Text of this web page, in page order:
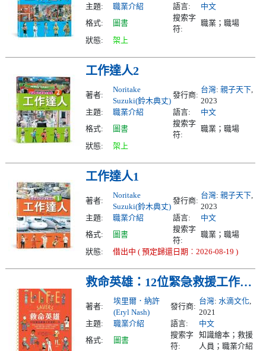
主題:
職業介紹 語言:
中文
格式:
圖書
搜索字
符:
職業；職場
狀態:
架上
工作達人2
著者:
Noritake
Suzuki(鈴木典丈)
發行商:
台灣: 親子天下,
2023
主題:
職業介紹 語言:
中文
格式:
圖書
搜索字
符:
職業；職場
狀態:
架上
工作達人1
著者:
Noritake
Suzuki(鈴木典丈)
發行商:
台灣: 親子天下,
2023
主題:
職業介紹 語言:
中文
格式:
圖書
搜索字
符:
職業；職場
狀態:
借出中 ( 預定歸還日期︰2026-08-19 )
救命英雄：12位緊急救援工作者的一天
著者:
埃里爾．納許
(Eryl Nash)
發行商:
台灣: 水滴文化,
2021
主題:
職業介紹 語言:
中文
格式:
圖書
搜索字
符:
知識繪本；救援
人員；職業介紹